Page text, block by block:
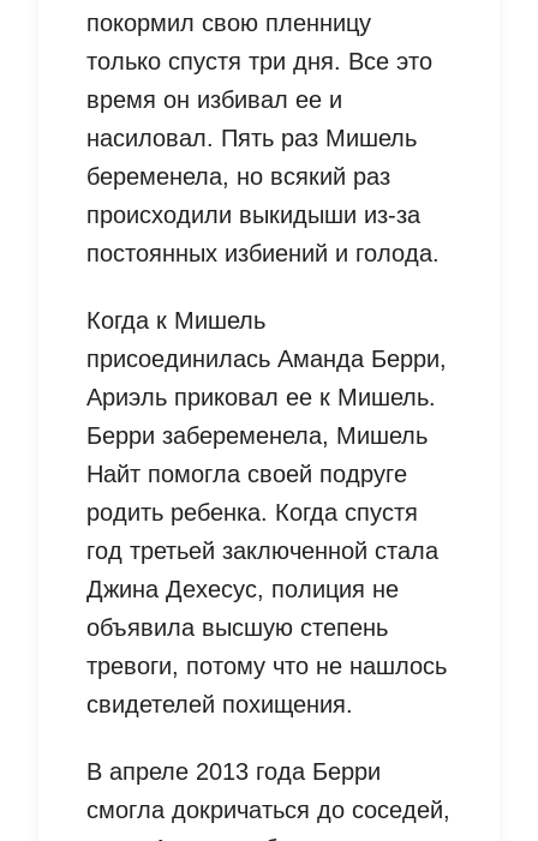
покормил свою пленницу
только спустя три дня. Все это
время он избивал ее и
насиловал. Пять раз Мишель
беременела, но всякий раз
происходили выкидыши из-за
постоянных избиений и голода.
Когда к Мишель
присоединилась Аманда Берри,
Ариэль приковал ее к Мишель.
Берри забеременела, Мишель
Найт помогла своей подруге
родить ребенка. Когда спустя
год третьей заключенной стала
Джина Дехесус, полиция не
объявила высшую степень
тревоги, потому что не нашлось
свидетелей похищения.
В апреле 2013 года Берри
смогла докричаться до соседей,